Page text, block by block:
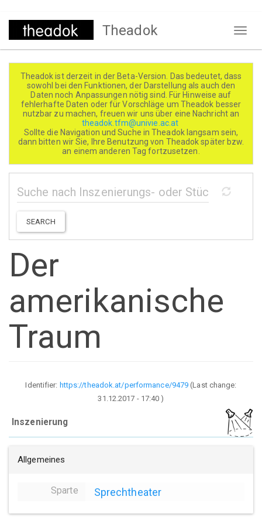
Direkt
Theadok
Theadok ist derzeit in der Beta-Version. Das bedeutet, dass
sowohl bei den Funktionen, der Darstellung als auch den
Daten noch Anpassungen nötig sind. Für Hinweise auf
fehlerhafte Daten oder für Vorschläge um Theadok besser
nutzbar zu machen, freuen wir uns über eine Nachricht an
theadok.tfm@univie.ac.at
Sollte die Navigation und Suche in Theadok langsam sein,
dann bitten wir Sie, Ihre Benutzung von Theadok später bzw.
an einem anderen Tag fortzusetzen.
SEARCH
Der
amerikanische
Traum
Identifier: https://theadok.at/performance/9479 (Last change:
31.12.2017 - 17:40 )
Inszenierung
Allgemeines
Sparte Sprechtheater